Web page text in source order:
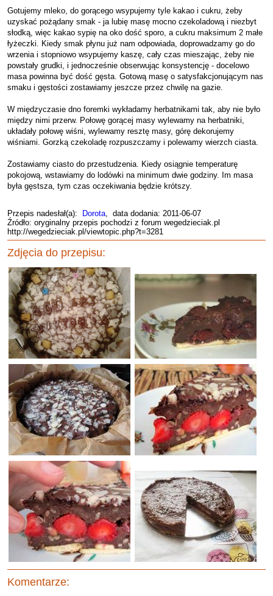
Gotujemy mleko, do gorącego wsypujemy tyle kakao i cukru, żeby
uzyskać pożądany smak - ja lubię masę mocno czekoladową i niezbyt
słodką, więc kakao sypię na oko dość sporo, a cukru maksimum 2 małe
łyżeczki. Kiedy smak płynu już nam odpowiada, doprowadzamy go do
wrzenia i stopniowo wsypujemy kaszę, cały czas mieszając, żeby nie
powstały grudki, i jednocześnie obserwując konsystencję - docelowo
masa powinna być dość gęsta. Gotową masę o satysfakcjonującym nas
smaku i gęstości zostawiamy jeszcze przez chwilę na gazie.
W międzyczasie dno foremki wykładamy herbatnikami tak, aby nie było
między nimi przerw. Połowę gorącej masy wylewamy na herbatniki,
układały połowę wiśni, wylewamy resztę masy, górę dekorujemy
wiśniami. Gorzką czekoladę rozpuszczamy i polewamy wierzch ciasta.
Zostawiamy ciasto do przestudzenia. Kiedy osiągnie temperaturę
pokojową, wstawiamy do lodówki na minimum dwie godziny. Im masa
była gęstsza, tym czas oczekiwania będzie krótszy.
Przepis nadesłał(a): Dorota, data dodania: 2011-06-07
Źródło: oryginalny przepis pochodzi z forum wegedzieciak.pl
http://wegedzieciak.pl/viewtopic.php?t=3281
Zdjęcia do przepisu:
Komentarze: